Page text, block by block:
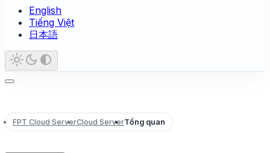
English
Tiếng Việt
日本語
FPT Cloud ServerCloud ServerTổng quan